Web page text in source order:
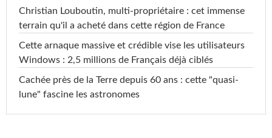
Christian Louboutin, multi-propriétaire : cet immense
terrain qu'il a acheté dans cette région de France
Cette arnaque massive et crédible vise les utilisateurs
Windows : 2,5 millions de Français déjà ciblés
Cachée près de la Terre depuis 60 ans : cette "quasi-
lune" fascine les astronomes